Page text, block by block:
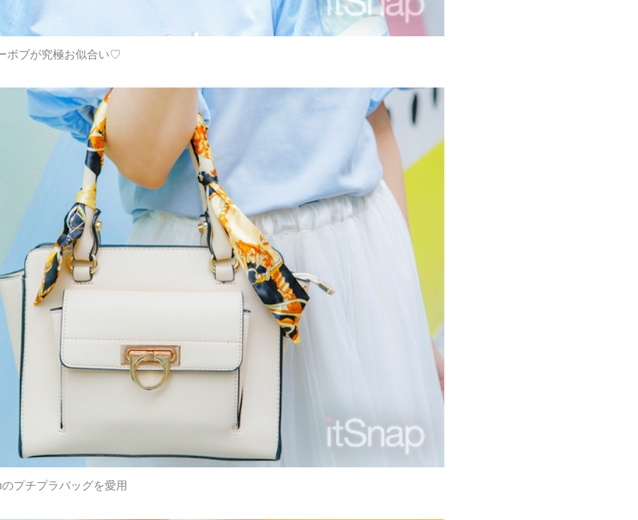
ボブが究極お似合い♡
プチプラバッグを愛用